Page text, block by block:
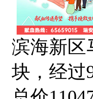
滨海新
块，经过